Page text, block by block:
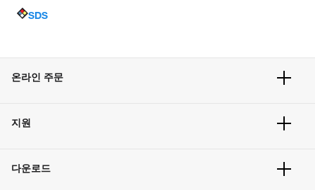
SDS
온라인 주문
주문 방법
벌크 주문
지원
고객 센터
다운로드